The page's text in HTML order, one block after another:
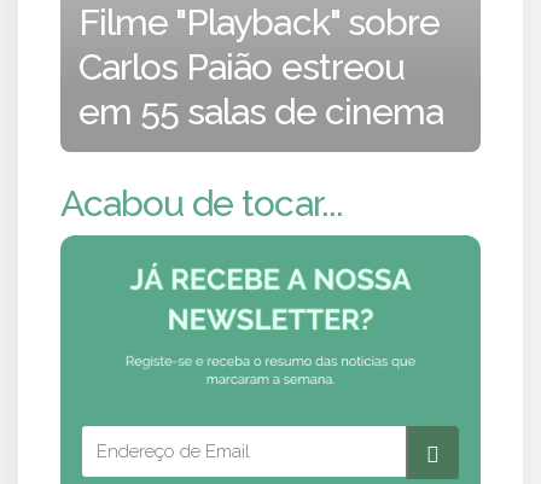
Filme "Playback" sobre
Carlos Paião estreou
em 55 salas de cinema
Acabou de tocar...